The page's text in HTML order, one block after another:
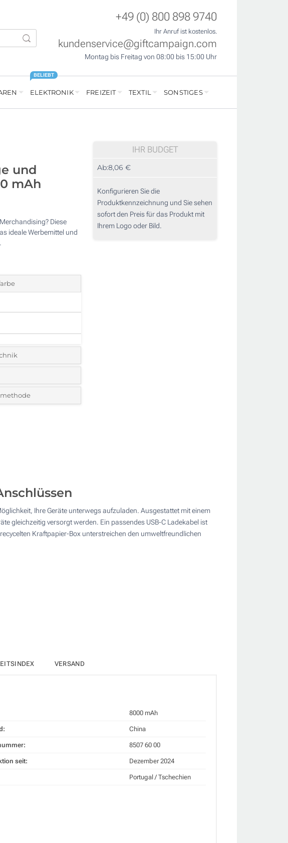
+49 (0) 800 898 9740
Ihr Anruf ist kostenlos.
kundenservice@giftcampaign.com
Montag bis Freitag von 08:00 bis 15:00 Uhr
ELEKTRONIK
BELIEBT
FREIZEIT TEXTIL SONSTIGES
und
mAh
Diese
ideale Werbemittel und
für Ihr Logo:
IHR BUDGET
Ab:8,06 €
Konfigurieren Sie die
Produktkennzeichnung und Sie sehen
sofort den Preis für das Produkt mit
Ihrem Logo oder Bild.
Ihre Geräte unterwegs aufzuladen. Ausgestattet mit einem
gleichzeitig versorgt werden. Ein passendes USB-C Ladekabel ist
Kraftpapier-Box unterstreichen den umweltfreundlichen
VERSAND
8000 mAh
China
8507 60 00
seit: Dezember 2024
Portugal / Tschechien